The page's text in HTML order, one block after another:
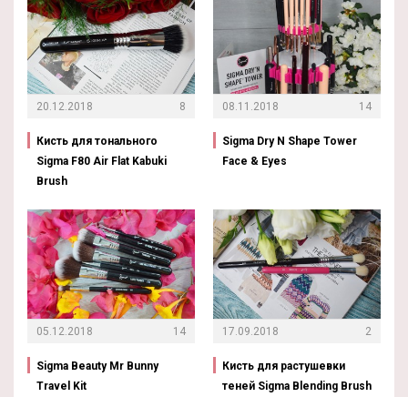
20.12.2018 8
Кисть для тонального
Sigma F80 Air Flat Kabuki
Brush
05.12.2018 14
Sigma Beauty Mr Bunny
Travel Kit
08.11.2018 14
Sigma Dry N Shape Tower
Face & Eyes
17.09.2018 2
Кисть для растушевки
теней Sigma Blending Brush